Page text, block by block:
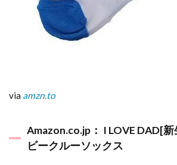
via amzn.to
Amazon.co.jp： I LOVE DAD[
ビークルーソックス